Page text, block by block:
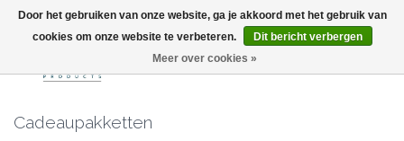
info@nailitproducts.com
Cadeaupakketten
Door het gebruiken van onze website, ga je akkoord met het gebruik van
cookies om onze website te verbeteren.
Dit bericht verbergen
Meer over cookies »